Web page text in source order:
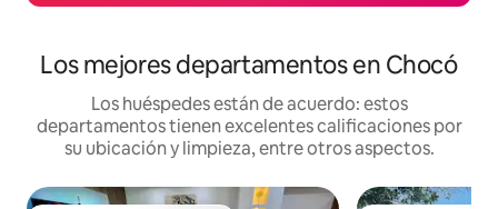
Los mejores departamentos en Chocó
Los huéspedes están de acuerdo: estos
departamentos tienen excelentes calificaciones por
su ubicación y limpieza, entre otros aspectos.